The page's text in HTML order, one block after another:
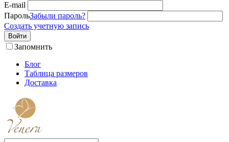
E-mail
ПарольЗабыли пароль?
Создать учетную запись
Войти
Запомнить
Блог
Таблица размеров
Доставка